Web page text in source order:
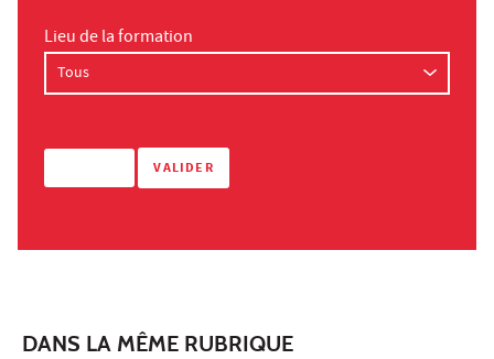
Lieu de la formation
DANS LA MÊME RUBRIQUE